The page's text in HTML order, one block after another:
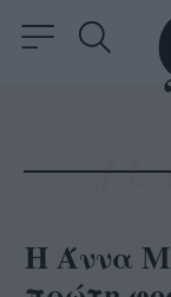
Η Άννα